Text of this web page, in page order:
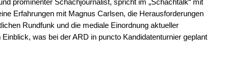
Erfahrungen mit Magnus Carlsen, die Herausforderungen
Rundfunk und die mediale Einordnung aktueller
was bei der ARD in puncto Kandidatenturnier geplant